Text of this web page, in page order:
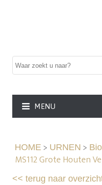
MENU
HOME> URNEN >
MS112 Grote Houten
<<terug naar